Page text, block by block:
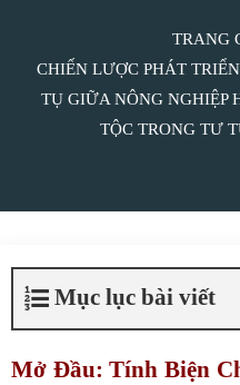
TRANG
CHIẾN LƯỢC PHÁT
TỤ GIỮA NÔNG
TỘC TRONG TƯ
Mục lục bài viết
Mở Đầu: Tính Biện